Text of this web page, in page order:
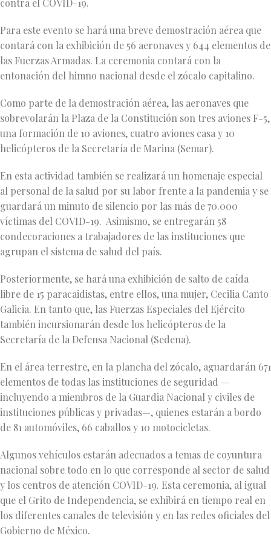
contra el COVID-19.
Para este evento se hará una breve demostración aérea que
contará con la exhibición de 56 aeronaves y 644 elementos de
las Fuerzas Armadas. La ceremonia contará con la
entonación del himno nacional desde el zócalo capitalino.
Como parte de la demostración aérea, las aeronaves que
sobrevolarán la Plaza de la Constitución son tres aviones F-5,
una formación de 10 aviones, cuatro aviones casa y 10
helicópteros de la Secretaría de Marina (Semar).
En esta actividad también se realizará un homenaje especial
al personal de la salud por su labor frente a la pandemia y se
guardará un minuto de silencio por las más de 70.000
víctimas del COVID-19. Asimismo, se entregarán 58
condecoraciones a trabajadores de las instituciones que
agrupan el sistema de salud del país.
Posteriormente, se hará una exhibición de salto de caída
libre de 15 paracaidistas, entre ellos, una mujer, Cecilia Canto
Galicia. En tanto que, las Fuerzas Especiales del Ejército
también incursionarán desde los helicópteros de la
Secretaría de la Defensa Nacional (Sedena).
En el área terrestre, en la plancha del zócalo, aguardarán 671
elementos de todas las instituciones de seguridad —
incluyendo a miembros de la Guardia Nacional y civiles de
instituciones públicas y privadas—, quienes estarán a bordo
de 81 automóviles, 66 caballos y 10 motocicletas.
Algunos vehículos estarán adecuados a temas de coyuntura
nacional sobre todo en lo que corresponde al sector de salud
y los centros de atención COVID-19. Esta ceremonia, al igual
que el Grito de Independencia, se exhibirá en tiempo real en
los diferentes canales de televisión y en las redes oficiales del
Gobierno de México.